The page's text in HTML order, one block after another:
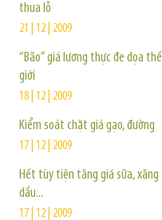
thua lỗ
21 | 12 | 2009
“Bão” giá lương thực đe dọa thế
giới
18 | 12 | 2009
Kiểm soát chặt giá gạo, đường
17 | 12 | 2009
Hết tùy tiện tăng giá sữa, xăng
dầu...
17 | 12 | 2009